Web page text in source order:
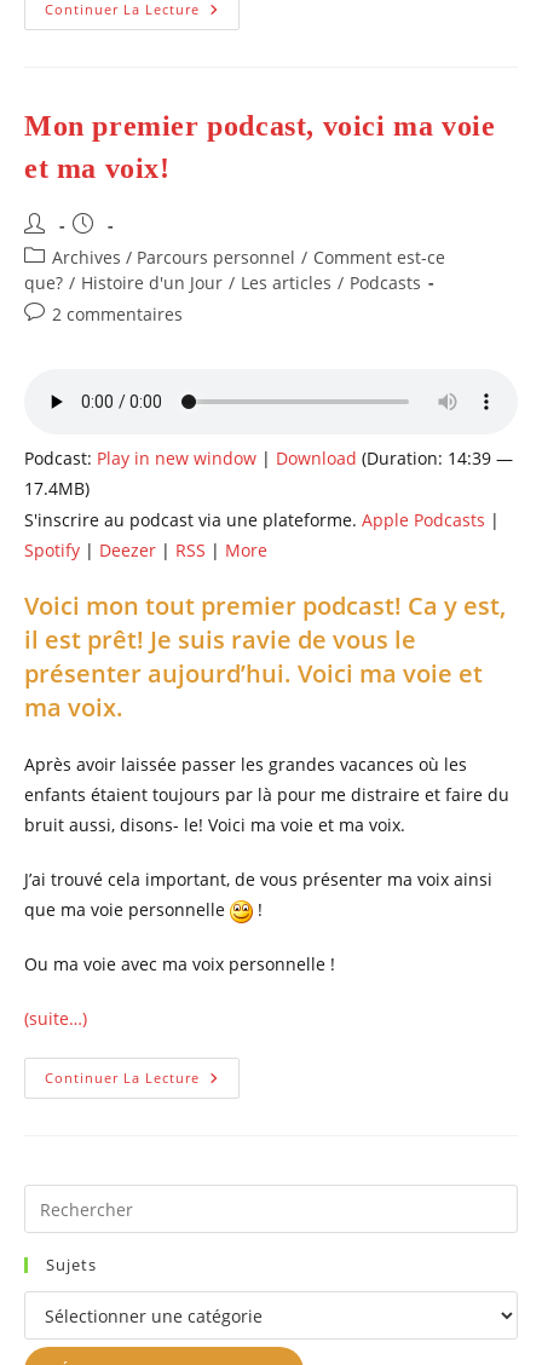
Continuer La Lecture Comment
Fonctionne
Alice,
Harmonisatrice
Pour
Mon premier podcast, voici ma voie
et ma voix!
Auteur/autrice
de
la
publication :
Publication
publiée :
Post
category:
Archives / Parcours personnel / Comment est-ce
que? / Histoire d'un Jour / Les articles / Podcasts
Commentaires
publication :
2 commentaires
Podcast: Play in new window | Download (Duration: 14:39 —
17.4MB)
S'inscrire au podcast via une plateforme. Apple Podcasts |
Spotify | Deezer | RSS | More
Voici mon tout premier podcast! Ca y est,
il est prêt! Je suis ravie de vous le
présenter aujourd’hui. Voici ma voie et
ma voix.
Après avoir laissée passer les grandes vacances où les
enfants étaient toujours par là pour me distraire et faire du
bruit aussi, disons- le! Voici ma voie et ma voix.
J’ai trouvé cela important, de vous présenter ma voix ainsi
que ma voie personnelle
!
Ou ma voie avec ma voix personnelle !
(suite…)
Continuer La Lecture Mon
Premier
Et
Sujets
Sujets